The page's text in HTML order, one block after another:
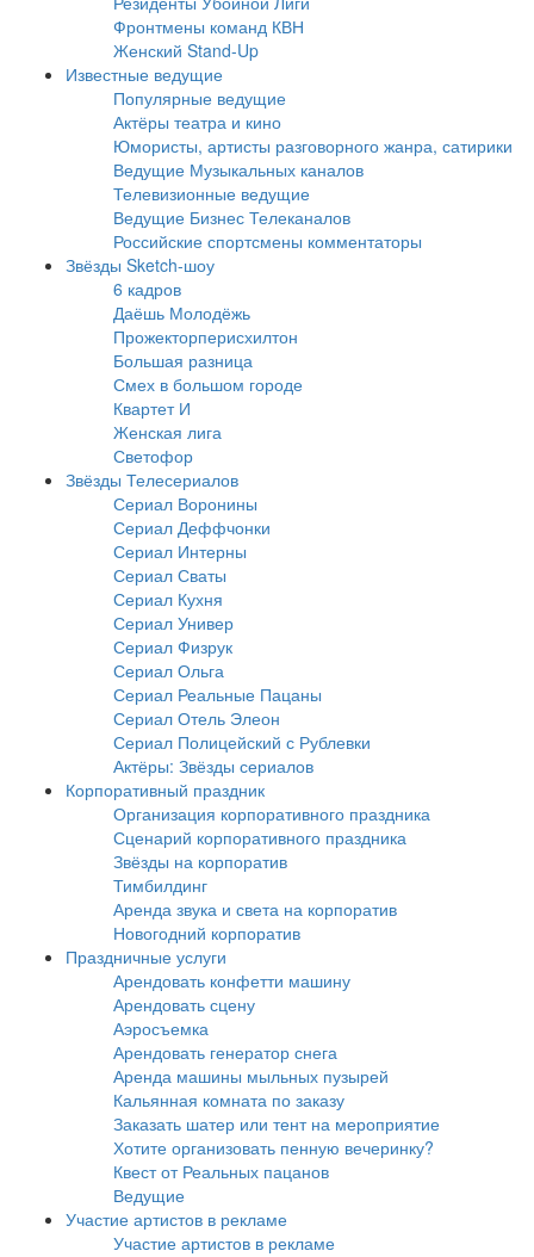
Фронтмены команд КВН
Женский Stand-Up
Известные ведущие
Популярные ведущие
Актёры театра и кино
Юмористы, артисты разговорного жанра, сатирики
Ведущие Музыкальных каналов
Телевизионные ведущие
Ведущие Бизнес Телеканалов
Российские спортсмены комментаторы
Звёзды Sketch-шоу
6 кадров
Даёшь Молодёжь
Прожекторперисхилтон
Большая разница
Смех в большом городе
Квартет И
Женская лига
Светофор
Звёзды Телесериалов
Сериал Воронины
Сериал Деффчонки
Сериал Интерны
Сериал Сваты
Сериал Кухня
Сериал Универ
Сериал Физрук
Сериал Ольга
Сериал Реальные Пацаны
Сериал Отель Элеон
Сериал Полицейский с Рублевки
Актёры: Звёзды сериалов
Корпоративный праздник
Организация корпоративного праздника
Сценарий корпоративного праздника
Звёзды на корпоратив
Тимбилдинг
Аренда звука и света на корпоратив
Новогодний корпоратив
Праздничные услуги
Арендовать конфетти машину
Арендовать сцену
Аэросъемка
Арендовать генератор снега
Аренда машины мыльных пузырей
Кальянная комната по заказу
Заказать шатер или тент на мероприятие
Хотите организовать пенную вечеринку?
Квест от Реальных пацанов
Ведущие
Участие артистов в рекламе
Участие артистов в рекламе